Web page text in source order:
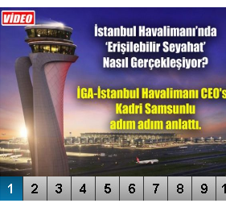
ENGELLERİN AŞILDIĞI HAVALİMANI